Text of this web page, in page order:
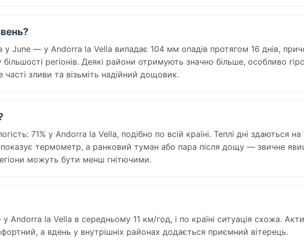
у June — у Andorra la Vella випадає 104 мм опадів протягом 16 днів,
регіонів. Деякі райони отримують значно більше, особливо
зливи та візьміть надійний дощовик.
71% у Andorra la Vella, подібно по всій країні. Теплі дні здаються на
показує термометр, а ранковий туман або пара після дощу — звичне
можуть бути менш гнітючими.
la Vella в середньому 11 км/год, і по країні ситуація схожа.
а вдень у внутрішніх районах додається приємний вітерець.